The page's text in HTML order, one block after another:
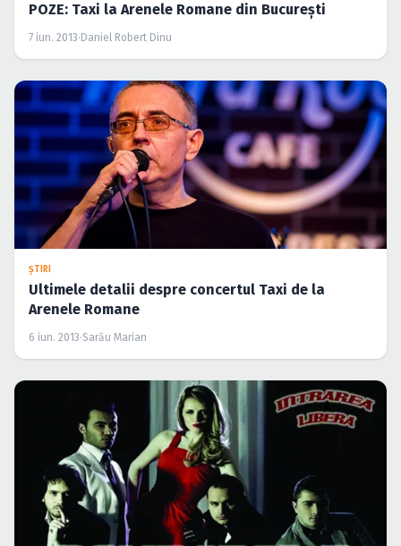
POZE: Taxi la Arenele Romane din Bucureşti
7 iun. 2013· Daniel Robert Dinu
ŞTIRI
Ultimele detalii despre concertul Taxi de la
Arenele Romane
6 iun. 2013·Sarău Marian